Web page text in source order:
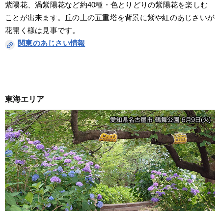
紫陽花、渦紫陽花など約40種・色とりどりの紫陽花を楽しむ
ことが出来ます。丘の上の五重塔を背景に紫や紅のあじさいが
花開く様は見事です。
関東のあじさい情報
東海エリア